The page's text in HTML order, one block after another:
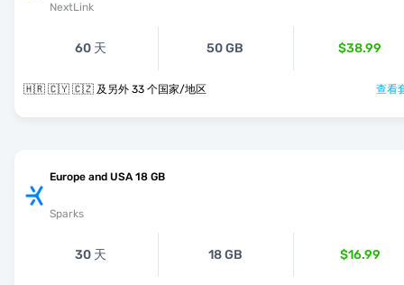
NextLink
60 天 50 GB $38.99
🇭🇷 🇨🇾 🇨🇿 及另外 33 个国家/地区 查看
Europe and USA 18 GB
Sparks
30 天 18 GB $16.99